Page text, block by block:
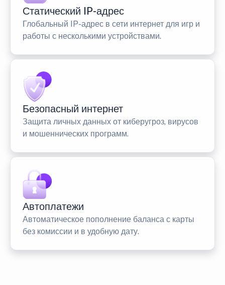
Статический IP-адрес
Глобальный IP-адрес в сети интернет для игр и
работы с несколькими устройствами.
Безопасный интернет
Защита личных данных от киберугроз, вирусов
и мошеннических программ.
Автоплатежи
Автоматическое пополнение баланса с карты
без комиссии и в удобную дату.